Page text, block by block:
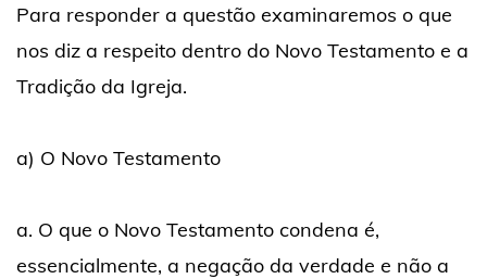
Para responder a questão examinaremos o que
nos diz a respeito dentro do Novo Testamento e a
Tradição da Igreja.
a) O Novo Testamento
a. O que o Novo Testamento condena é,
essencialmente, a negação da verdade e não a